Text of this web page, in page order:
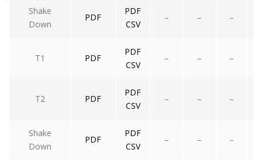
Shake
Down
PDF
PDF
CSV
– – –
T1 PDF
PDF
CSV
– – –
T2 PDF
PDF
CSV
– – –
Shake
Down
PDF
PDF
CSV
– – –